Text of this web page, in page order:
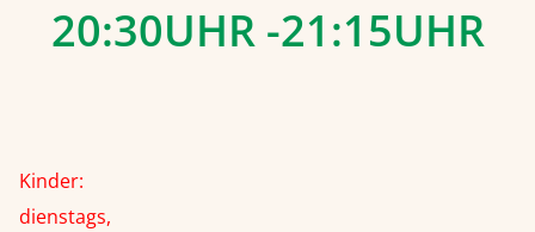
20:30UHR -21:15UHR
Kinder:
dienstags,